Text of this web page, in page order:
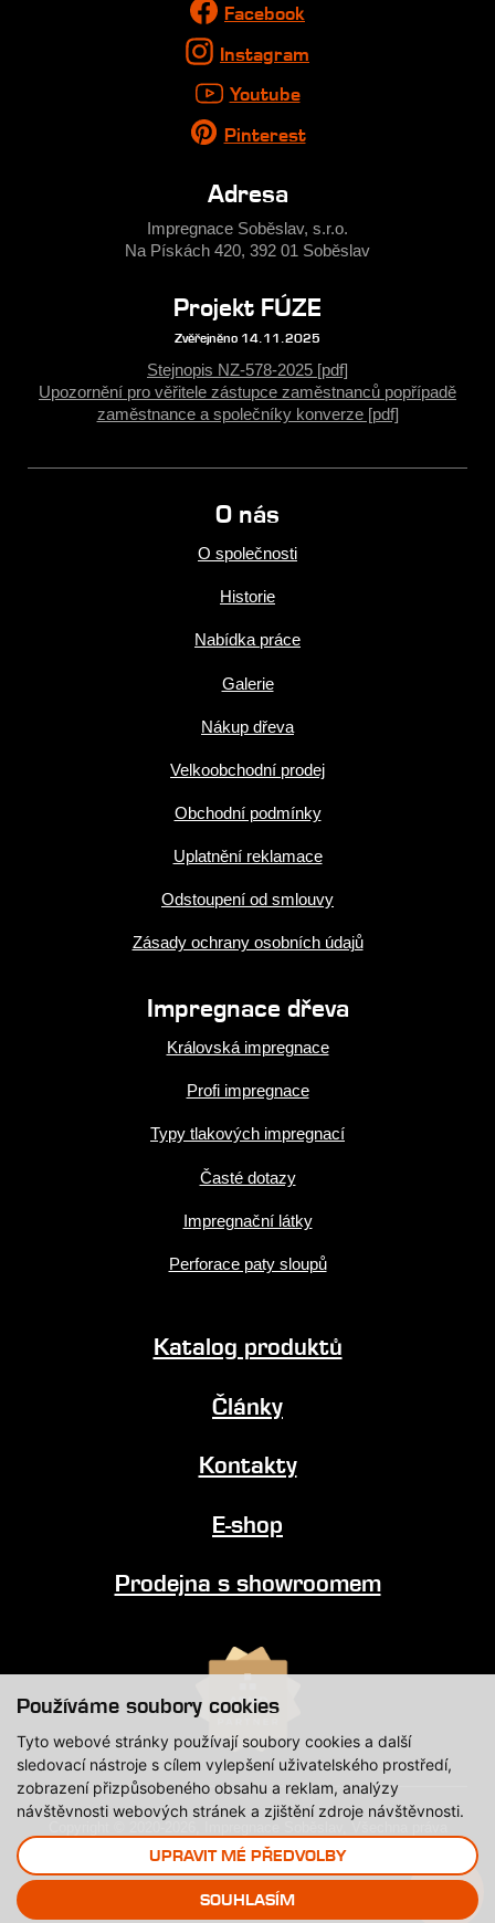
Používáme soubory cookies
Tyto webové stránky používají soubory cookies a další
sledovací nástroje s cílem vylepšení uživatelského prostředí,
zobrazení přizpůsobeného obsahu a reklam, analýzy
návštěvnosti webových stránek a zjištění zdroje návštěvnosti.
SOUHLASÍM
UPRAVIT MÉ PŘEDVOLBY
Facebook
Instagram
Youtube
Pinterest
Adresa
Impregnace Soběslav, s.r.o.
Na Pískách 420, 392 01 Soběslav
Projekt FÚZE
Zvěřejněno 14.11.2025
Stejnopis NZ-578-2025 [pdf]
Upozornění pro věřitele zástupce zaměstnanců popřípadě
zaměstnance a společníky konverze [pdf]
O nás
O společnosti
Historie
Nabídka práce
Galerie
Nákup dřeva
Velkoobchodní prodej
Obchodní podmínky
Uplatnění reklamace
Odstoupení od smlouvy
Zásady ochrany osobních údajů
Impregnace dřeva
Královská impregnace
Profi impregnace
Typy tlakových impregnací
Časté dotazy
Impregnační látky
Perforace paty sloupů
Katalog produktů
Články
Kontakty
E-shop
Prodejna s showroomem
vyhrazena.
Created by